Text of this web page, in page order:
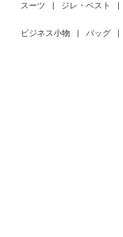
スーツ ジレ・ベスト
ビジネス小物 バッグ